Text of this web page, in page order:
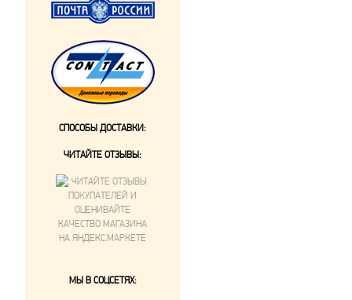
СПОСОБЫ ДОСТАВКИ:
ЧИТАЙТЕ ОТЗЫВЫ:
МЫ В СОЦСЕТЯХ: